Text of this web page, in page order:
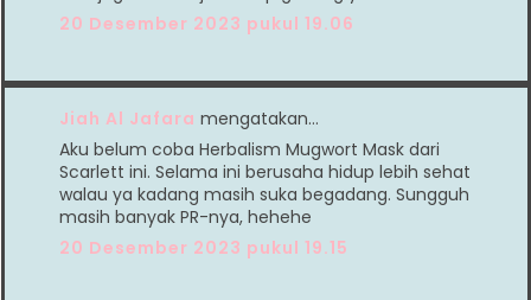
20 Desember 2023 pukul 19.06
Jiah Al Jafara mengatakan…
Aku belum coba Herbalism Mugwort Mask dari
Scarlett ini. Selama ini berusaha hidup lebih sehat
walau ya kadang masih suka begadang. Sungguh
masih banyak PR-nya, hehehe
20 Desember 2023 pukul 19.15